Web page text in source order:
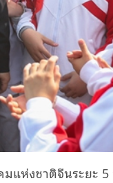
แห่งชาติจีนระยะ